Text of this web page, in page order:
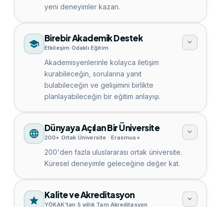
yeni deneyimler kazan.
Birebir Akademik Destek
Etkileşim Odaklı Eğitim
Akademisyenlerinle kolayca iletişim
kurabileceğin, sorularına yanıt
bulabileceğin ve gelişimini birlikte
planlayabileceğin bir eğitim anlayışı.
Dünyaya Açılan Bir Üniversite
200+ Ortak Üniversite · Erasmus+
200'den fazla uluslararası ortak üniversite.
Küresel deneyimle geleceğine değer kat.
Kalite ve Akreditasyon
YÖKAK'tan 5 yıllık Tam Akreditasyon